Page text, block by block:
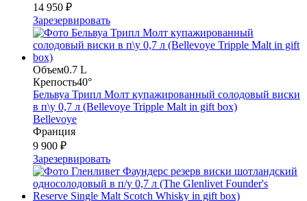
14 950 ₽
Зарезервировать
Объем0.7 L
Крепость40°
Бельвуа Трипл Молт купажированный солодовый виски
в п\у 0,7 л (Bellevoye Tripple Malt in gift box)
Bellevoye
Франция
9 900 ₽
Зарезервировать